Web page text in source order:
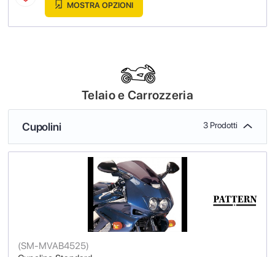
MOSTRA OPZIONI
Telaio e Carrozzeria
Cupolini 3 Prodotti
(SM-MVAB4525)